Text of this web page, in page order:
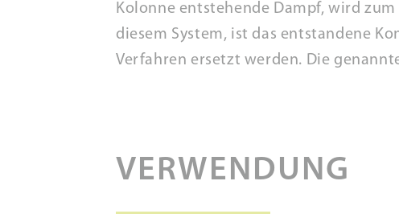
Kolonne entstehende Dampf, wird
diesem System, ist das entstandene
Verfahren ersetzt werden. Die
VERWENDUNG